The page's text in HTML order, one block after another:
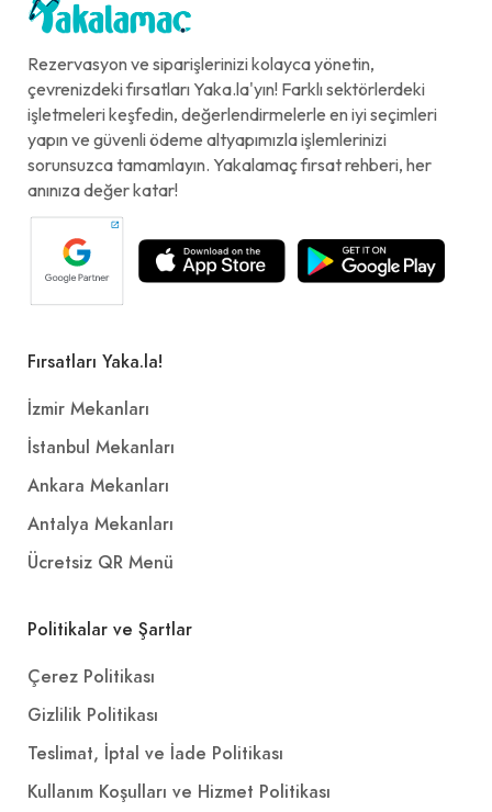
Rezervasyon ve siparişlerinizi kolayca yönetin,
çevrenizdeki fırsatları Yaka.la'yın! Farklı sektörlerdeki
işletmeleri keşfedin, değerlendirmelerle en iyi seçimleri
yapın ve güvenli ödeme altyapımızla işlemlerinizi
sorunsuzca tamamlayın. Yakalamaç fırsat rehberi, her
anınıza değer katar!
Fırsatları Yaka.la!
İzmir Mekanları
İstanbul Mekanları
Ankara Mekanları
Antalya Mekanları
Ücretsiz QR Menü
Politikalar ve Şartlar
Çerez Politikası
Gizlilik Politikası
Teslimat, İptal ve İade Politikası
Kullanım Koşulları ve Hizmet Politikası